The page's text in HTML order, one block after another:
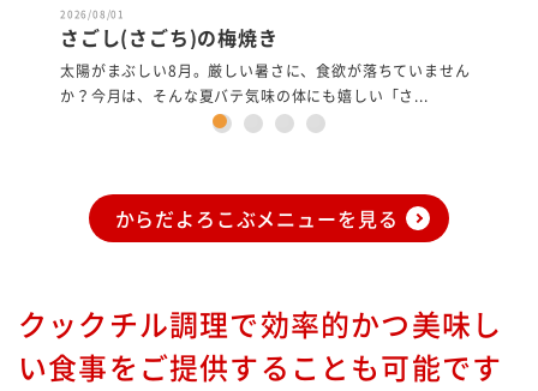
2026/08/01
さごし(さごち)の梅焼き
太陽がまぶしい8月。厳しい暑さに、食欲が落ちていません
か？今月は、そんな夏バテ気味の体にも嬉しい「さ...
からだよろこぶメニューを見る
クックチル調理で効率的かつ美味し
い食事をご提供することも可能です